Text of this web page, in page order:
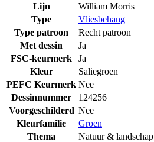
Lijn
William Morris
Type
Vliesbehang
Type patroon
Recht patroon
Met dessin
Ja
FSC-keurmerk
Ja
Kleur
Saliegroen
PEFC Keurmerk Nee
Dessinnummer
124256
Voorgeschilderd Nee
Kleurfamilie
Groen
Thema
Natuur & landschap